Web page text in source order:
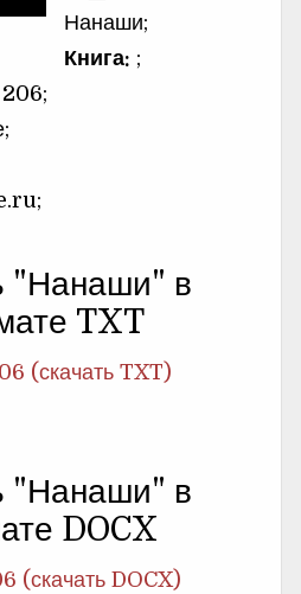
Нанаши;
Книга: ;
206;
"Нанаши" в
TXT
(скачать TXT)
"Нанаши" в
DOCX
(скачать DOCX)